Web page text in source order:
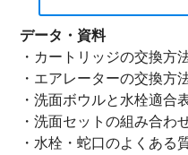
データ・資料
・ カートリッジの交換方
・ エアレーターの交換方
・洗面ボウルと水栓適合
・洗面セットの組み合わ
・ 水栓・蛇口のよくある